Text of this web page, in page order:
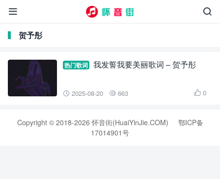


贺予彤
热门歌词 我发誓我要美丽歌词 – 贺予彤
 2025-08-20  663  0
Copyright © 2018-2026 怀音街(HuaiYinJie.COM)
鄂ICP备
17014901号